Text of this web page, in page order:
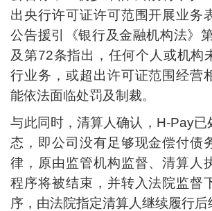
出央行许可证许可范围开展业务
公告援引《银行及金融机构法》
及第72条指出，任何个人或机构
行业务，或超出许可证范围经营
能依法面临处罚及制裁。
与此同时，清算人确认，H-Pay已
态，即公司没有足够现金偿付债
律，原由监管机构监督、清算人
程序将被结束，并转入法院监督
序，由法院指定清算人继续履行后